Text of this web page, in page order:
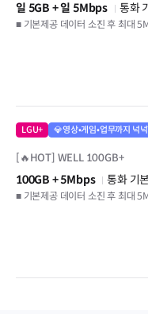
일 5GB + 일 5Mbps 통화
■ 기본제공 데이터 소진 후 최대
LGU+ 💎영상•게임•업무까지 넉
[🔥HOT] WELL 100GB+
100GB + 5Mbps 통화 기
■ 기본제공 데이터 소진 후 최대